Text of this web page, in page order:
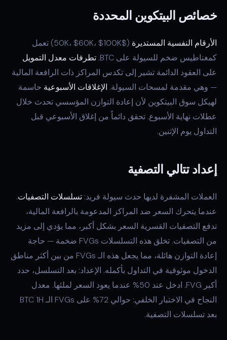
خصائص البيتكوين المحددة
الأرقام النفسية المستديرة
($50K، $60K، $100K) تعمل
كمغناطيس ضخم للسيولة على BTC.
تطرفات معدل التمويل
على العقود الدائمة تشير إلى تكدس المراكز ذات الرافعة المالية
— وهي مقدمة لمسحات السيولة. الإغلاقات الأسبوعية حاسمة
لهيكل سوق البيتكوين لأن إعادة التوازن المؤسسي تحدث خلال
عطلات نهاية الأسبوع. تحقق دائماً من إغلاق الأسبوعي قبل
التداول يوم الإثنين.
إعداد تتالي التصفية
العملات المشفرة لديها حدث سيولة فريد: تسلسلات التصفيات.
عندما يتحرك السعر ضد المراكز المدعومة بالرافعة المالية،
تدفع التصفيات القسرية السعر بشكل أكبر، مما يؤدي إلى مزيد
من التصفيات. تخلق هذه التسلسلات FVGs ضخمة — حاجة
إعادة التوازن هائلة، مما يجعل هذه الـ FVGs من بين أكثر مناطق
الدخول موثوقية في التداول بأكمله. الإعداد: بعد التسلسل، حدد
أكبر FVG. ادخل عند 50% عندما يعود السعر لملئها. معدل
النجاح في الاختبار الخلفي: حوالي 72% على FVGs الـ BTC 1H
بعد تسلسلات التصفية.